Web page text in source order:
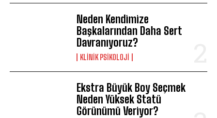
Neden Kendimize
Başkalarından Daha Sert
Davranıyoruz?
KLINIK PSIKOLOJI
Ekstra Büyük Boy Seçmek
Neden Yüksek Statü
Görünümü Veriyor?